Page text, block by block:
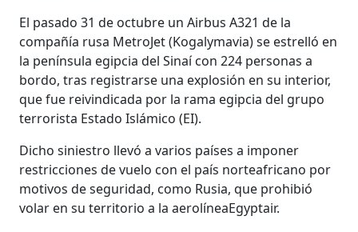
El pasado 31 de octubre un Airbus A321 de la
compañía rusa MetroJet (Kogalymavia) se estrelló en
la península egipcia del Sinaí con 224 personas a
bordo, tras registrarse una explosión en su interior,
que fue reivindicada por la rama egipcia del grupo
terrorista Estado Islámico (EI).
Dicho siniestro llevó a varios países a imponer
restricciones de vuelo con el país norteafricano por
motivos de seguridad, como Rusia, que prohibió
volar en su territorio a la aerolíneaEgyptair.